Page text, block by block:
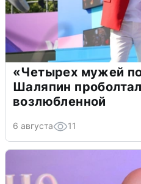
«Четырех мужей
Шаляпин
возлюбленной
6 августа 11